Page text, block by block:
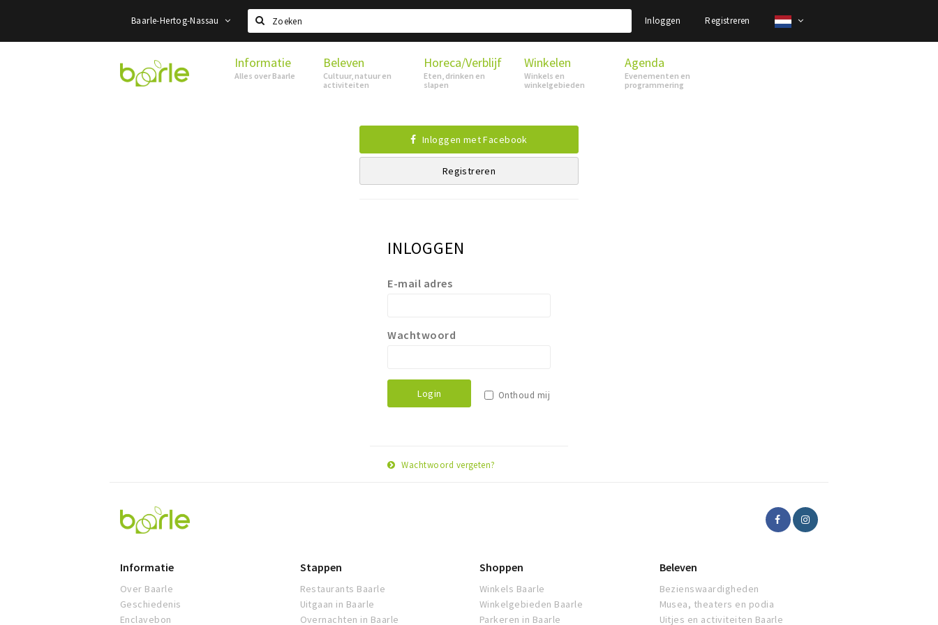
Baarle-Hertog-Nassau
Zoeken
Inloggen Registreren
Visit
Baarle
Informatie
Alles over Baarle
Beleven
Cultuur, natuur en
activiteiten
Horeca/Verblijf
Eten, drinken en
slapen
Winkelen
Winkels en
winkelgebieden
Agenda
Evenementen en
programmering
Inloggen met Facebook
Registreren
INLOGGEN
E-mail adres
Wachtwoord
Login Onthoud mij
Wachtwoord vergeten?
Visit
Baarle
Informatie
Over Baarle
Geschiedenis
Enclavebon
Stappen
Restaurants Baarle
Uitgaan in Baarle
Overnachten in Baarle
Shoppen
Winkels Baarle
Winkelgebieden Baarle
Parkeren in Baarle
Beleven
Bezienswaardigheden
Musea, theaters en podia
Uitjes en activiteiten Baarle